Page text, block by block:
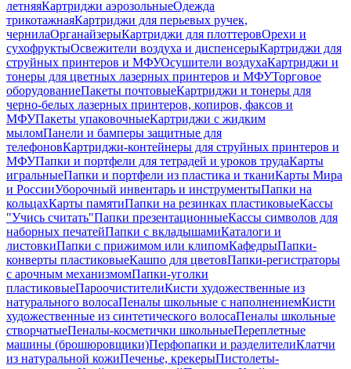
летняяКартриджи аэрозольныеОдежда
трикотажнаяКартриджи для перьевых ручек,
чернилаОрганайзерыКартриджи для плоттеровОрехи и
сухофруктыОсвежители воздуха и диспенсерыКартриджи для
струйных принтеров и МФУОсушители воздухаКартриджи и
тонеры для цветных лазерных принтеров и МФУТорговое
оборудованиеПакеты почтовыеКартриджи и тонеры для
черно-белых лазерных принтеров, копиров, факсов и
МФУПакеты упаковочныеКартриджи с жидким
мыломПанели и бамперы защитные для
телефоновКартриджи-контейнеры для струйных принтеров и
МФУПапки и портфели для тетрадей и уроков трудаКарты
игральныеПапки и портфели из пластика и тканиКарты Мира
и РоссииУборочный инвентарь и инструментыПапки на
кольцахКарты памятиПапки на резинках пластиковыеКассы
"Учись считать"Папки презентационныеКассы символов для
наборных печатейПапки с вкладышамиКаталоги и
листовкиПапки с прижимом или клипомКафедрыПапки-
конверты пластиковыеКашпо для цветовПапки-регистраторы
с арочным механизмомПапки-уголки
пластиковыеПароочистителиКисти художественные из
натурального волосаПеналы школьные с наполнениемКисти
художественные из синтетического волосаПеналы школьные
створчатыеПеналы-косметички школьныеПереплетные
машины (брошюровщики)Перфопапки и разделителиКлатчи
из натуральной кожиПеченье, крекерыПистолеты-